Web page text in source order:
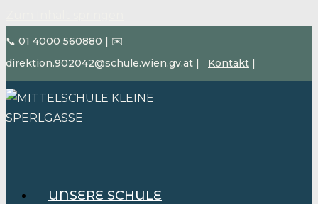
📞 01 4000 560880 | ✉️
direktion.902042@schule.wien.gv.at | Kontakt |
UNSERE SCHULE